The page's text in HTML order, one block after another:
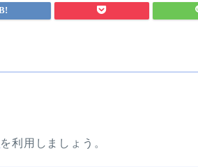
を利用しましょう。